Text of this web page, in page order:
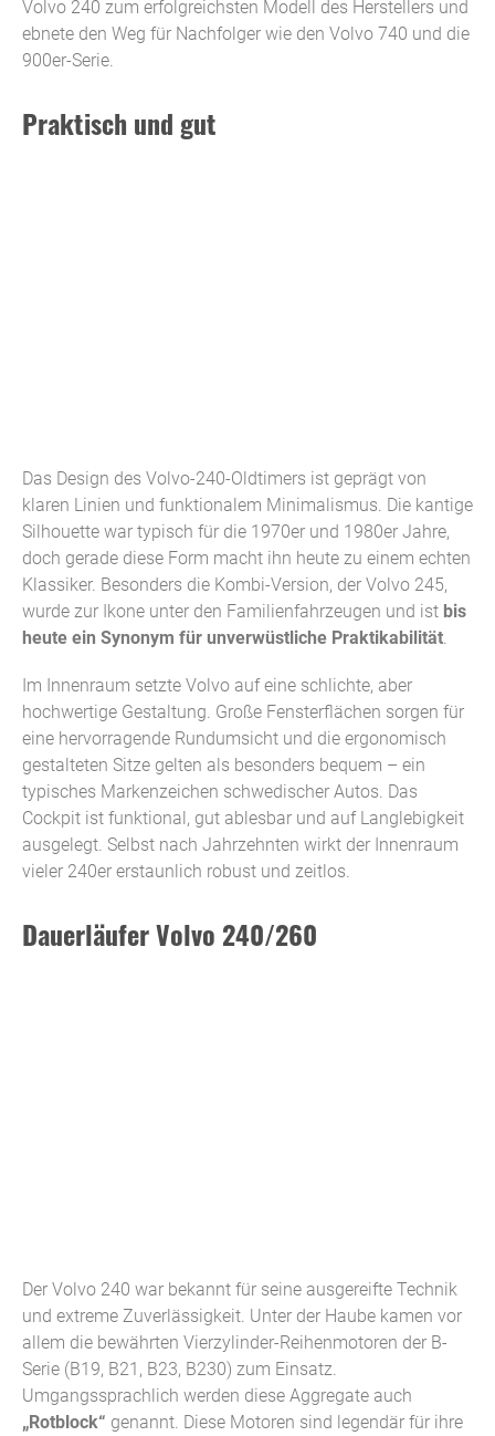
Volvo 240 zum erfolgreichsten Modell des Herstellers und
ebnete den Weg für Nachfolger wie den Volvo 740 und die
900er-Serie.
Praktisch und gut
Das Design des Volvo-240-Oldtimers ist geprägt von
klaren Linien und funktionalem Minimalismus. Die kantige
Silhouette war typisch für die 1970er und 1980er Jahre,
doch gerade diese Form macht ihn heute zu einem echten
Klassiker. Besonders die Kombi-Version, der Volvo 245,
wurde zur Ikone unter den Familienfahrzeugen und ist bis
heute ein Synonym für unverwüstliche Praktikabilität.
Im Innenraum setzte Volvo auf eine schlichte, aber
hochwertige Gestaltung. Große Fensterflächen sorgen für
eine hervorragende Rundumsicht und die ergonomisch
gestalteten Sitze gelten als besonders bequem – ein
typisches Markenzeichen schwedischer Autos. Das
Cockpit ist funktional, gut ablesbar und auf Langlebigkeit
ausgelegt. Selbst nach Jahrzehnten wirkt der Innenraum
vieler 240er erstaunlich robust und zeitlos.
Dauerläufer Volvo 240/260
Der Volvo 240 war bekannt für seine ausgereifte Technik
und extreme Zuverlässigkeit. Unter der Haube kamen vor
allem die bewährten Vierzylinder-Reihenmotoren der B-
Serie (B19, B21, B23, B230) zum Einsatz.
Umgangssprachlich werden diese Aggregate auch
„Rotblock“ genannt. Diese Motoren sind legendär für ihre